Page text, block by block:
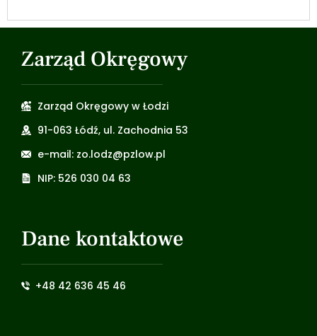
Zarząd Okręgowy
Zarząd Okręgowy w Łodzi
91-063 Łódź, ul. Zachodnia 53
e-mail: zo.lodz@pzlow.pl
NIP: 526 030 04 63
Dane kontaktowe
+48 42 636 45 46